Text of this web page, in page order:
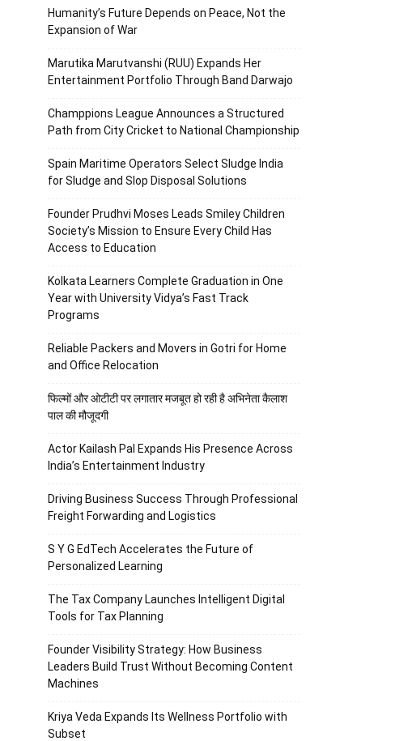
Humanity’s Future Depends on Peace, Not the
Expansion of War
Marutika Marutvanshi (RUU) Expands Her
Entertainment Portfolio Through Band Darwajo
Champpions League Announces a Structured
Path from City Cricket to National Championship
Spain Maritime Operators Select Sludge India
for Sludge and Slop Disposal Solutions
Founder Prudhvi Moses Leads Smiley Children
Society’s Mission to Ensure Every Child Has
Access to Education
Kolkata Learners Complete Graduation in One
Year with University Vidya’s Fast Track
Programs
Reliable Packers and Movers in Gotri for Home
and Office Relocation
फिल्मों और ओटीटी पर लगातार मजबूत हो रही है अभिनेता कैलाश
पाल की मौजूदगी
Actor Kailash Pal Expands His Presence Across
India’s Entertainment Industry
Driving Business Success Through Professional
Freight Forwarding and Logistics
S Y G EdTech Accelerates the Future of
Personalized Learning
The Tax Company Launches Intelligent Digital
Tools for Tax Planning
Founder Visibility Strategy: How Business
Leaders Build Trust Without Becoming Content
Machines
Kriya Veda Expands Its Wellness Portfolio with
Subset